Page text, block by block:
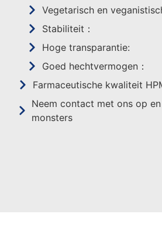
Vegetarisch en
Stabiliteit：
Hoge transparantie:
Goed hechtvermogen：
Farmaceutische kwaliteit
Neem contact met ons op
monsters